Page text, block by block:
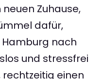
Zuhause,
dafür,
Hamburg nach
und stressfrei
einen